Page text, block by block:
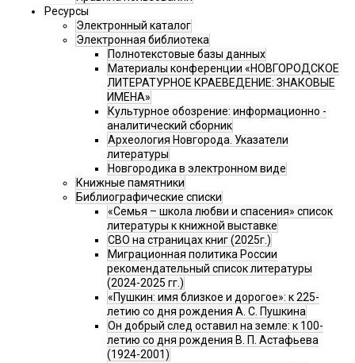
Ресурсы
Электронный каталог
Электронная библиотека
Полнотекстовые базы данных
Материалы конференции «НОВГОРОДСКОЕ
ЛИТЕРАТУРНОЕ КРАЕВЕДЕНИЕ: ЗНАКОВЫЕ
ИМЕНА»
Культурное обозрение: информационно -
аналитический сборник
Археология Новгорода. Указатели
литературы
Новгородика в электронном виде
Книжные памятники
Библиографические списки
«Семья – школа любви и спасения» список
литературы к книжной выставке
СВО на страницах книг (2025г.)
Миграционная политика России
рекомендательный список литературы
(2024-2025 гг.)
«Пушкин: имя близкое и дорогое»: к 225-
летию со дня рождения А. С. Пушкина
Он добрый след оставил на земле: к 100-
летию со дня рождения В. П. Астафьева
(1924-2001)